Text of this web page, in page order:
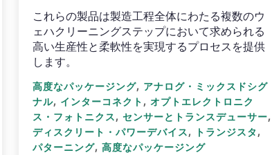
これらの製品は製造工程全体にわたる複数のウ
ェハクリーニングステップにおいて求められる
高い生産性と柔軟性を実現するプロセスを提供
します。
高度なパッケージング, アナログ・ミックスドシグ
ナル, インターコネクト , オプトエレクトロニク
ス・フォトニクス, センサーとトランスデューサー,
ディスクリート・パワーデバイス, トランジスタ ,
パターニング, 高度なパッケージング